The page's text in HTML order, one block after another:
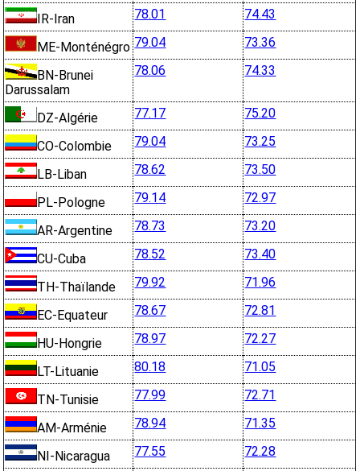
IR-Iran 78.01 74.43
ME-Monténégro 79.04 73.36
BN-Brunei
Darussalam
78.06 74.33
DZ-Algérie 77.17 75.20
CO-Colombie 79.04 73.25
LB-Liban 78.62 73.50
PL-Pologne 79.14 72.97
AR-Argentine 78.73 73.20
CU-Cuba 78.52 73.40
TH-Thaïlande 79.92 71.96
EC-Equateur 78.67 72.81
HU-Hongrie 78.97 72.27
LT-Lituanie 80.18 71.05
TN-Tunisie 77.99 72.71
AM-Arménie 78.94 71.35
NI-Nicaragua 77.55 72.28